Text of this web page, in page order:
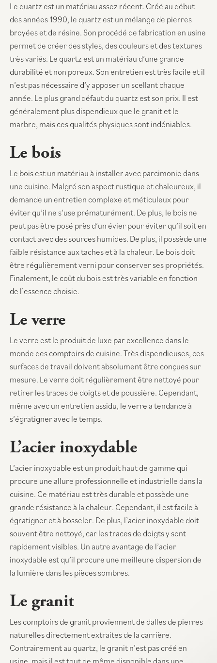
Le quartz est un matériau assez récent. Créé au début
des années 1990, le quartz est un mélange de pierres
broyées et de résine. Son procédé de fabrication en usine
permet de créer des styles, des couleurs et des textures
très variés. Le quartz est un matériau d’une grande
durabilité et non poreux. Son entretien est très facile et il
n’est pas nécessaire d’y apposer un scellant chaque
année. Le plus grand défaut du quartz est son prix. Il est
généralement plus dispendieux que le granit et le
marbre, mais ces qualités physiques sont indéniables.
Le bois
Le bois est un matériau à installer avec parcimonie dans
une cuisine. Malgré son aspect rustique et chaleureux, il
demande un entretien complexe et méticuleux pour
éviter qu’il ne s’use prématurément. De plus, le bois ne
peut pas être posé près d’un évier pour éviter qu’il soit en
contact avec des sources humides. De plus, il possède une
faible résistance aux taches et à la chaleur. Le bois doit
être régulièrement verni pour conserver ses propriétés.
Finalement, le coût du bois est très variable en fonction
de l’essence choisie.
Le verre
Le verre est le produit de luxe par excellence dans le
monde des comptoirs de cuisine. Très dispendieuses, ces
surfaces de travail doivent absolument être conçues sur
mesure. Le verre doit régulièrement être nettoyé pour
retirer les traces de doigts et de poussière. Cependant,
même avec un entretien assidu, le verre a tendance à
s’égratigner avec le temps.
L’acier inoxydable
L’acier inoxydable est un produit haut de gamme qui
procure une allure professionnelle et industrielle dans la
cuisine. Ce matériau est très durable et possède une
grande résistance à la chaleur. Cependant, il est facile à
égratigner et à bosseler. De plus, l’acier inoxydable doit
souvent être nettoyé, car les traces de doigts y sont
rapidement visibles. Un autre avantage de l’acier
inoxydable est qu’il procure une meilleure dispersion de
la lumière dans les pièces sombres.
Le granit
Les comptoirs de granit proviennent de dalles de pierres
naturelles directement extraites de la carrière.
Contrairement au quartz, le granit n’est pas créé en